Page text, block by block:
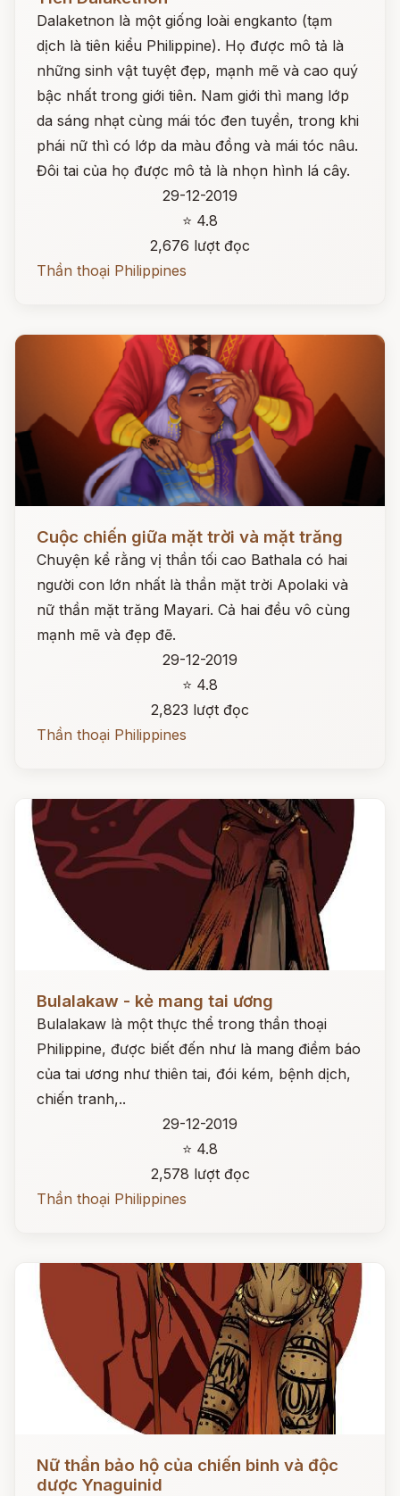
Dalaketnon là một giống loài engkanto (tạm
dịch là tiên kiểu Philippine). Họ được mô tả là
những sinh vật tuyệt đẹp, mạnh mẽ và cao quý
bậc nhất trong giới tiên. Nam giới thì mang lớp
da sáng nhạt cùng mái tóc đen tuyền, trong khi
phái nữ thì có lớp da màu đồng và mái tóc nâu.
Đôi tai của họ được mô tả là nhọn hình lá cây.
29-12-2019
⭐ 4.8
2,676 lượt đọc
Thần thoại Philippines
Cuộc chiến giữa mặt trời và mặt trăng
Chuyện kể rằng vị thần tối cao Bathala có hai
người con lớn nhất là thần mặt trời Apolaki và
nữ thần mặt trăng Mayari. Cả hai đều vô cùng
mạnh mẽ và đẹp đẽ.
29-12-2019
⭐ 4.8
2,823 lượt đọc
Thần thoại Philippines
Bulalakaw - kẻ mang tai ương
Bulalakaw là một thực thể trong thần thoại
Philippine, được biết đến như là mang điềm báo
của tai ương như thiên tai, đói kém, bệnh dịch,
chiến tranh,..
29-12-2019
⭐ 4.8
2,578 lượt đọc
Thần thoại Philippines
Nữ thần bảo hộ của chiến binh và độc
dược Ynaguinid